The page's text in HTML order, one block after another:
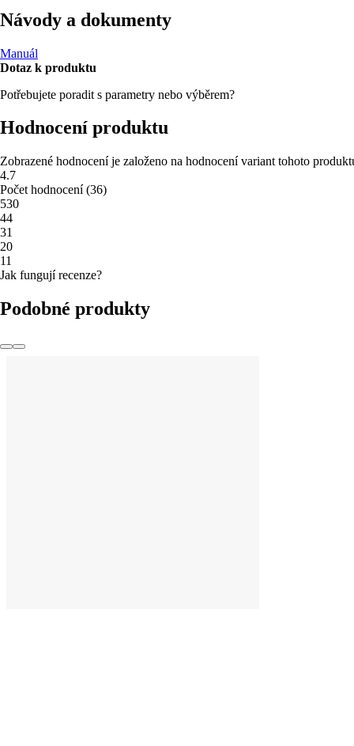
Návody a dokumenty
Manuál
Dotaz k produktu
Potřebujete poradit s parametry nebo výběrem?
Hodnocení produktu
Zobrazené hodnocení je založeno na hodnocení variant tohoto
4.7
Počet hodnocení(36)
530
44
31
20
11
Jak fungují recenze?
Podobné produkty